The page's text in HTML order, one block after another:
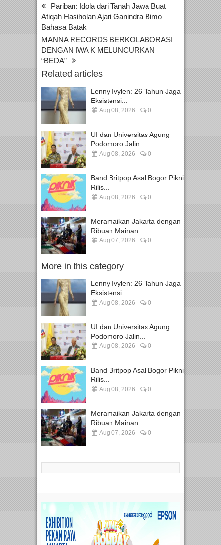
Pariban: Idola dari Tanah Jawa Buat
Atiqah Hasiholan Ajari Ganindra Bimo
Bahasa Batak
MANNA RECORDS BERKOLABORASI
DENGAN IWA K MELUNCURKAN
“BEDA”
Related articles
Lenny Ivylen: 26 Tahun Jaga
Eksistensi...
Aug 08, 2026 0
UI dan Universitas Agung
Podomoro Jalin...
Aug 08, 2026 0
Band Britpop Asal Bogor Piknik
Rilis...
Aug 08, 2026 0
Meramaikan Jakarta dengan
Ribuan Mainan...
Aug 07, 2026 0
More in this category
Lenny Ivylen: 26 Tahun Jaga
Eksistensi...
Aug 08, 2026 0
UI dan Universitas Agung
Podomoro Jalin...
Aug 08, 2026 0
Band Britpop Asal Bogor Piknik
Rilis...
Aug 08, 2026 0
Meramaikan Jakarta dengan
Ribuan Mainan...
Aug 07, 2026 0